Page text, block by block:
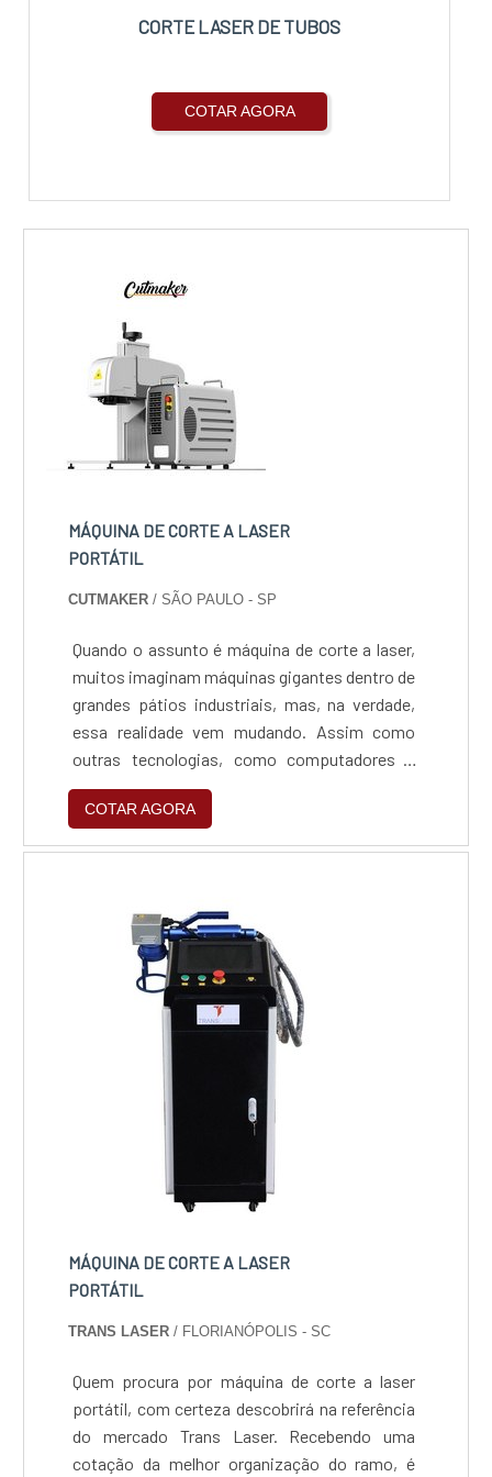
CORTE LASER DE TUBOS
COTAR AGORA
MÁQUINA DE CORTE A LASER
PORTÁTIL
CUTMAKER/ SÃO PAULO - SP
Quando o assunto é máquina de corte a laser,
muitos imaginam máquinas gigantes dentro de
grandes pátios industriais, mas, na verdade,
essa realidade vem mudando. Assim como
outras tecnologias, como computadores e
telefones, a máquina de corte a laser portátil
tem se tornado cada vez mais
compacta.Funcionalidade do serviçoCom os
equipamento para produzir a...
COTAR AGORA
MÁQUINA DE CORTE A LASER
PORTÁTIL
TRANS LASER/ FLORIANÓPOLIS - SC
Quem procura por máquina de corte a laser
portátil, com certeza descobrirá na referência
do mercado Trans Laser. Recebendo uma
cotação da melhor organização do ramo, é